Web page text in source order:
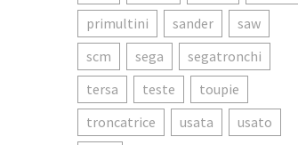
primultini
sander
saw
scm
sega
segatronchi
tersa
teste
toupie
troncatrice
usata
usato